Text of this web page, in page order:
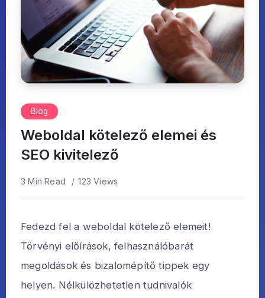
Blog
Weboldal kötelező elemei és
SEO kivitelező
3 Min Read 123 Views
Fedezd fel a weboldal kötelező elemeit!
Törvényi előírások, felhasználóbarát
megoldások és bizalomépítő tippek egy
helyen. Nélkülözhetetlen tudnivalók